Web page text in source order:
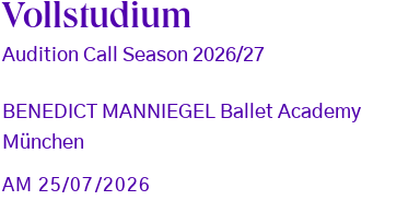
Vollstudium
Audition Call Season 2026/27
BENEDICT MANNIEGEL Ballet Academy
München
AM 25/07/2026